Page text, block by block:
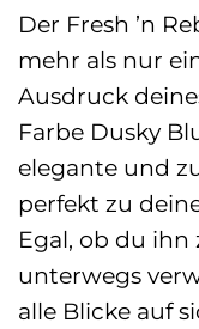
Der Fresh ’n
mehr als nur
Ausdruck
Farbe Dusky
elegante und
perfekt zu
Egal, ob du ihn
unterwegs
alle Blicke auf